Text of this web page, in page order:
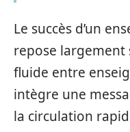
Le succès d’un
repose
fluide entre
intègre une
la circulation